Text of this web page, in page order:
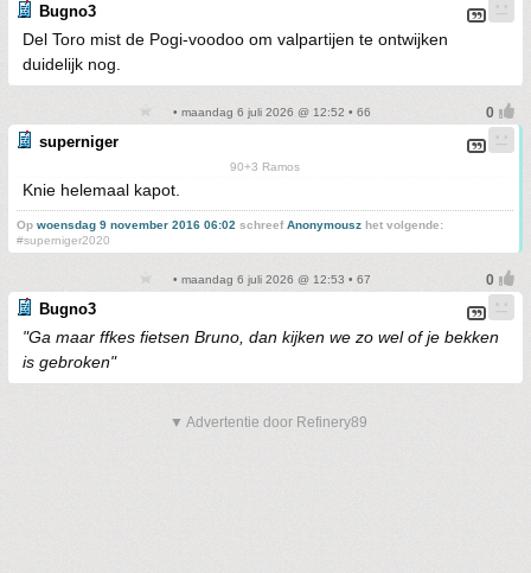
Bugno3
Del Toro mist de Pogi-voodoo om valpartijen te ontwijken
duidelijk nog.
• maandag 6 juli 2026 @ 12:52 • 66
superniger
90+3 Ramos
Knie helemaal kapot.
Op woensdag 9 november 2016 06:02 schreefAnonymousz het volgende:
#superniger2020
• maandag 6 juli 2026 @ 12:53 • 67
Bugno3
"Ga maar ffkes fietsen Bruno, dan kijken we zo wel of je bekken
is gebroken"
▼ Advertentie door Refinery89